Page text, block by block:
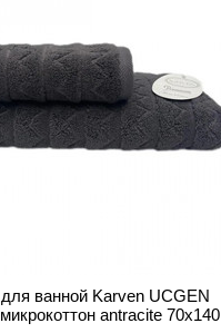
ванной Karven UCGEN
antracite 70х140